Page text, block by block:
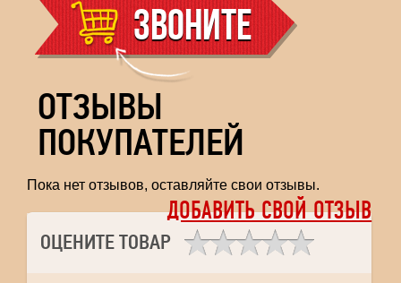
Звоните
ОТЗЫВЫ
ПОКУПАТЕЛЕЙ
Пока нет отзывов, оставляйте свои отзывы.
ДОБАВИТЬ СВОЙ ОТЗЫВ
ОЦЕНИТЕ ТОВАР